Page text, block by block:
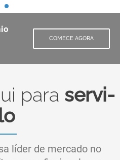
COMECE AGORA
para servi-
líder de mercado no